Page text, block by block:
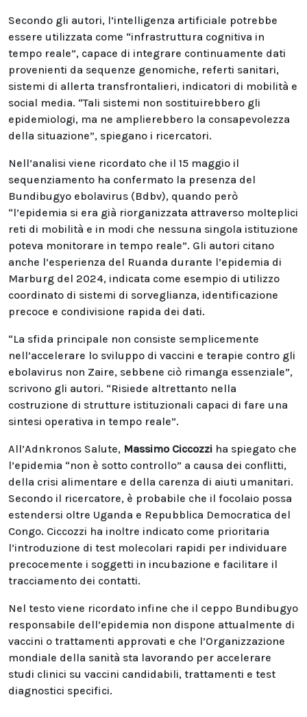
Secondo gli autori, l’intelligenza artificiale potrebbe
essere utilizzata come “infrastruttura cognitiva in
tempo reale”, capace di integrare continuamente dati
provenienti da sequenze genomiche, referti sanitari,
sistemi di allerta transfrontalieri, indicatori di mobilità e
social media. “Tali sistemi non sostituirebbero gli
epidemiologi, ma ne amplierebbero la consapevolezza
della situazione”, spiegano i ricercatori.
Nell’analisi viene ricordato che il 15 maggio il
sequenziamento ha confermato la presenza del
Bundibugyo ebolavirus (Bdbv), quando però
“l’epidemia si era già riorganizzata attraverso molteplici
reti di mobilità e in modi che nessuna singola istituzione
poteva monitorare in tempo reale”. Gli autori citano
anche l’esperienza del Ruanda durante l’epidemia di
Marburg del 2024, indicata come esempio di utilizzo
coordinato di sistemi di sorveglianza, identificazione
precoce e condivisione rapida dei dati.
“La sfida principale non consiste semplicemente
nell’accelerare lo sviluppo di vaccini e terapie contro gli
ebolavirus non Zaire, sebbene ciò rimanga essenziale”,
scrivono gli autori. “Risiede altrettanto nella
costruzione di strutture istituzionali capaci di fare una
sintesi operativa in tempo reale”.
All’Adnkronos Salute, Massimo Ciccozzi ha spiegato che
l’epidemia “non è sotto controllo” a causa dei conflitti,
della crisi alimentare e della carenza di aiuti umanitari.
Secondo il ricercatore, è probabile che il focolaio possa
estendersi oltre Uganda e Repubblica Democratica del
Congo. Ciccozzi ha inoltre indicato come prioritaria
l’introduzione di test molecolari rapidi per individuare
precocemente i soggetti in incubazione e facilitare il
tracciamento dei contatti.
Nel testo viene ricordato infine che il ceppo Bundibugyo
responsabile dell’epidemia non dispone attualmente di
vaccini o trattamenti approvati e che l’Organizzazione
mondiale della sanità sta lavorando per accelerare
studi clinici su vaccini candidabili, trattamenti e test
diagnostici specifici.